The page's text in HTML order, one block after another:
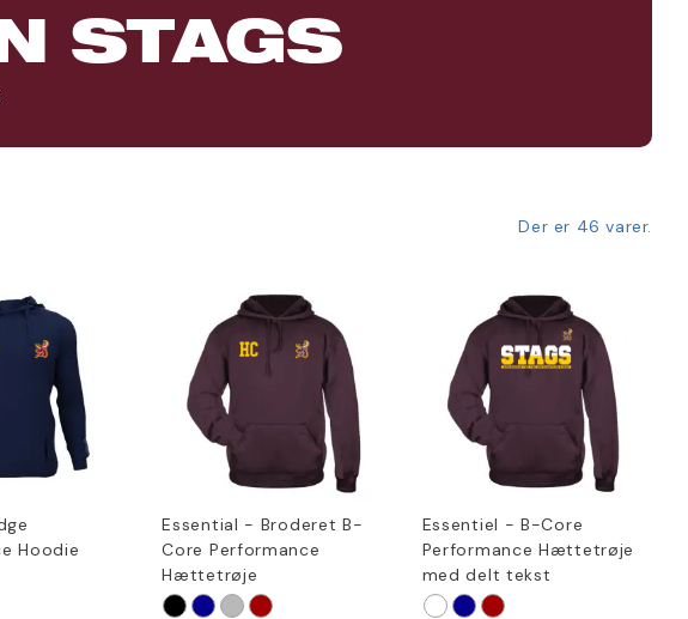
STAGS
Der er 46 varer.
Hoodie
Essential - Broderet B-
Core Performance
Hættetrøje
Essentiel - B-Core
Performance Hættetrøje
med delt tekst